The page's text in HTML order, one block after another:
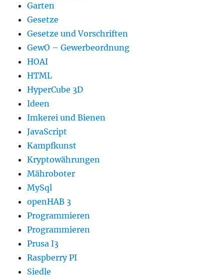
Garten
Gesetze
Gesetze und Vorschriften
GewO – Gewerbeordnung
HOAI
HTML
HyperCube 3D
Ideen
Imkerei und Bienen
JavaScript
Kampfkunst
Kryptowährungen
Mähroboter
MySql
openHAB 3
Programmieren
Programmieren
Prusa I3
Raspberry PI
Siedle